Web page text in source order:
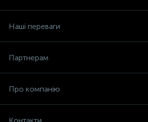
Наші переваги
Партнерам
Про компанію